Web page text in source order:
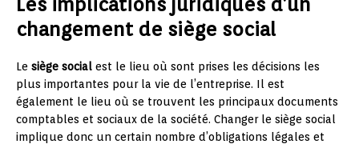
changement de siège social
Le siège social est le lieu où sont prises les décisions les
plus importantes pour la vie de l’entreprise. Il est
également le lieu où se trouvent les principaux documents
comptables et sociaux de la société. Changer le siège social
implique donc un certain nombre d’obligations légales et